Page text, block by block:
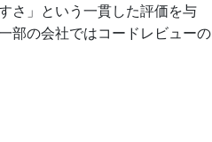
さ」という一貫した評価を与
部の会社ではコードレビューの